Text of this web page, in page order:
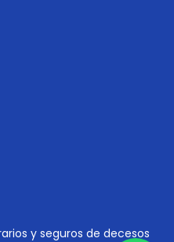
y seguros de decesos